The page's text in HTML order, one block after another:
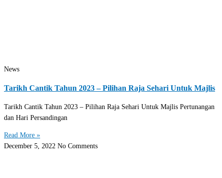
News
Tarikh Cantik Tahun 2023 – Pilihan Raja Sehari Untuk Majlis
Tarikh Cantik Tahun 2023 – Pilihan Raja Sehari Untuk Majlis Pertunangan
dan Hari Persandingan
Read More »
December 5, 2022 No Comments